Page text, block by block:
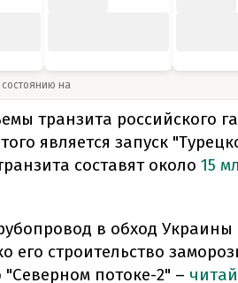
на
транзита российского
является запуск
составят около 15
в обход Украины
его строительство
потоке-2" –